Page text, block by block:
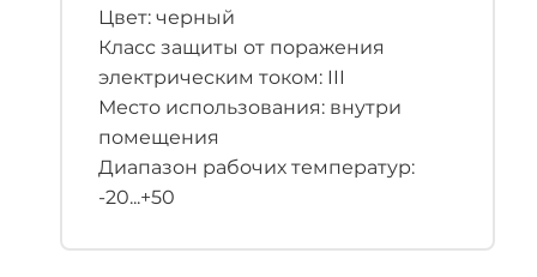
Цвет: черный
Класс защиты от поражения
электрическим током: III
Место использования: внутри
помещения
Диапазон рабочих температур:
-20...+50